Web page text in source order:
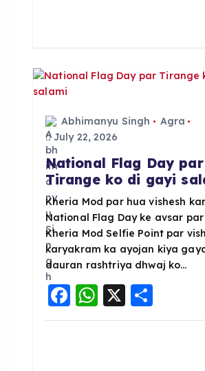
o
k
p
p
Abhimanyu Singh
Agra
July 22, 2026
National Flag Day par
Tirange ko di gayi
Kheria Mod par hua vishesh
National Flag Day ke avsar
Kheria Mod Selfie Point par
karyakram ka ayojan kiya
dauran rashtriya dhwaj ko…
F
a
W
h
X S
h